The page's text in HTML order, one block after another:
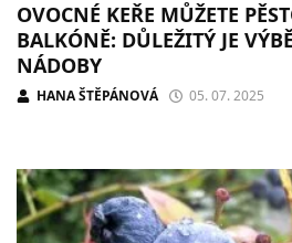
OVOCNÉ KEŘE MŮŽETE
BALKÓNĚ: DŮLEŽITÝ JE
NÁDOBY
HANA ŠTĚPÁNOVÁ 05. 07. 2025